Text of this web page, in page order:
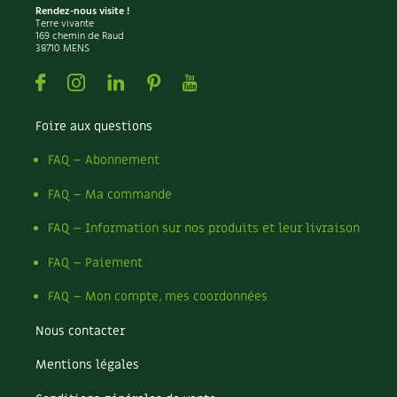
Carnets de saison
Vidéos et podcasts
Conseils vidéo des4 saisons
Secrets d’abonné
La vie secrète du jardin
Rendez-nous visite !
Terre vivante
169 chemin de Raud
38710 MENS
FacebookInstagramLinkedin
PinterestYoutube
Foire aux questions
FAQ – Abonnement
FAQ – Ma commande
FAQ – Information sur nos produits et leur livraison
FAQ – Paiement
FAQ – Mon compte, mes coordonnées
Nous contacter
Mentions légales